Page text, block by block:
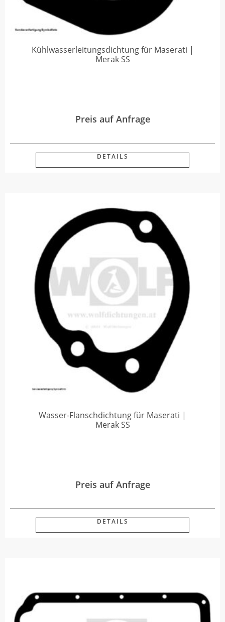
Kühlwasserleitungsdichtung für Maserati |
Merak SS
Preis auf Anfrage
DETAILS
Wasser-Flanschdichtung für Maserati |
Merak SS
Preis auf Anfrage
DETAILS